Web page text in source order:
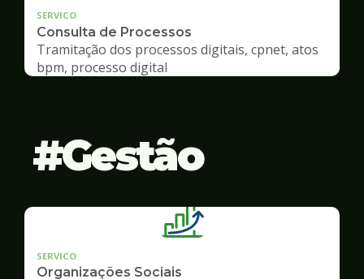
SERVICO
Consulta de Processos
Tramitação dos processos digitais, cpnet, atos
bpm, processo digital
Gestão
SERVICO
Organizações Sociais